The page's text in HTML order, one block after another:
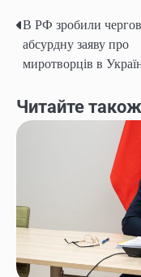
Навігація
записів
В РФ зробили
абсурдну заяву про
миротворців в
Читайте також